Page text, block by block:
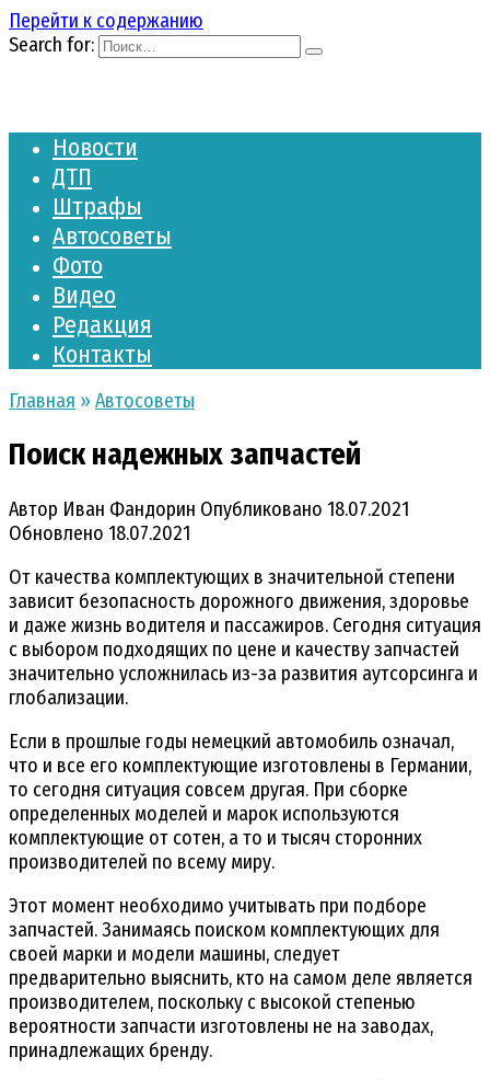
Перейти к содержанию
Search for:
Новости
ДТП
Штрафы
Автосоветы
Фото
Видео
Редакция
Контакты
Главная » Автосоветы
Поиск надежных запчастей
Автор Иван Фандорин Опубликовано 18.07.2021
Обновлено 18.07.2021
От качества комплектующих в значительной степени
зависит безопасность дорожного движения, здоровье
и даже жизнь водителя и пассажиров. Сегодня ситуация
с выбором подходящих по цене и качеству запчастей
значительно усложнилась из-за развития аутсорсинга и
глобализации.
Если в прошлые годы немецкий автомобиль означал,
что и все его комплектующие изготовлены в Германии,
то сегодня ситуация совсем другая. При сборке
определенных моделей и марок используются
комплектующие от сотен, а то и тысяч сторонних
производителей по всему миру.
Этот момент необходимо учитывать при подборе
запчастей. Занимаясь поиском комплектующих для
своей марки и модели машины, следует
предварительно выяснить, кто на самом деле является
производителем, поскольку с высокой степенью
вероятности запчасти изготовлены не на заводах,
принадлежащих бренду.